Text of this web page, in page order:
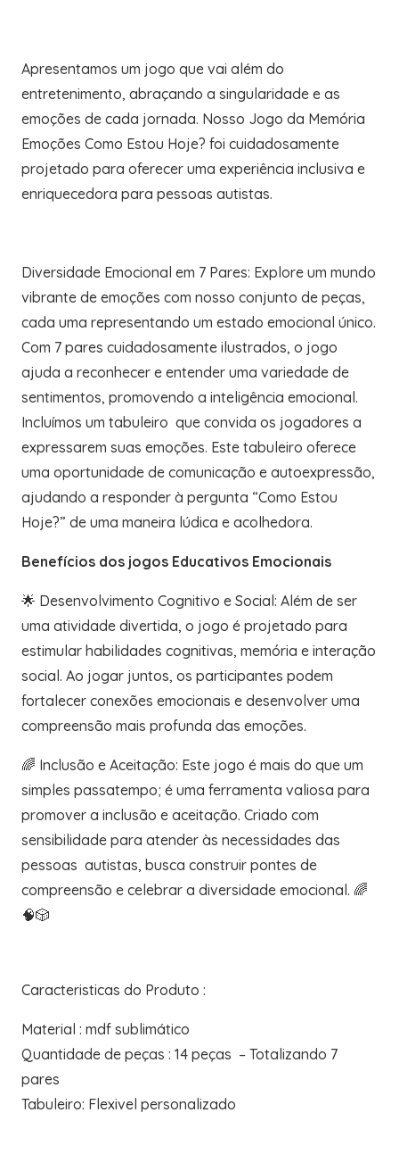
Apresentamos um jogo que vai além do
entretenimento, abraçando a singularidade e as
emoções de cada jornada. Nosso Jogo da Memória
Emoções Como Estou Hoje? foi cuidadosamente
projetado para oferecer uma experiência inclusiva e
enriquecedora para pessoas autistas.
Diversidade Emocional em 7 Pares: Explore um mundo
vibrante de emoções com nosso conjunto de peças,
cada uma representando um estado emocional único.
Com 7 pares cuidadosamente ilustrados, o jogo
ajuda a reconhecer e entender uma variedade de
sentimentos, promovendo a inteligência emocional.
Incluímos um tabuleiro que convida os jogadores a
expressarem suas emoções. Este tabuleiro oferece
uma oportunidade de comunicação e autoexpressão,
ajudando a responder à pergunta “Como Estou
Hoje?” de uma maneira lúdica e acolhedora.
Benefícios dos jogos Educativos Emocionais
🌟 Desenvolvimento Cognitivo e Social: Além de ser
uma atividade divertida, o jogo é projetado para
estimular habilidades cognitivas, memória e interação
social. Ao jogar juntos, os participantes podem
fortalecer conexões emocionais e desenvolver uma
compreensão mais profunda das emoções.
🌈 Inclusão e Aceitação: Este jogo é mais do que um
simples passatempo; é uma ferramenta valiosa para
promover a inclusão e aceitação. Criado com
sensibilidade para atender às necessidades das
pessoas autistas, busca construir pontes de
compreensão e celebrar a diversidade emocional. 🌈
🧠🎲
Caracteristicas do Produto :
Material : mdf sublimático
Quantidade de peças : 14 peças – Totalizando 7
pares
Tabuleiro: Flexivel personalizado